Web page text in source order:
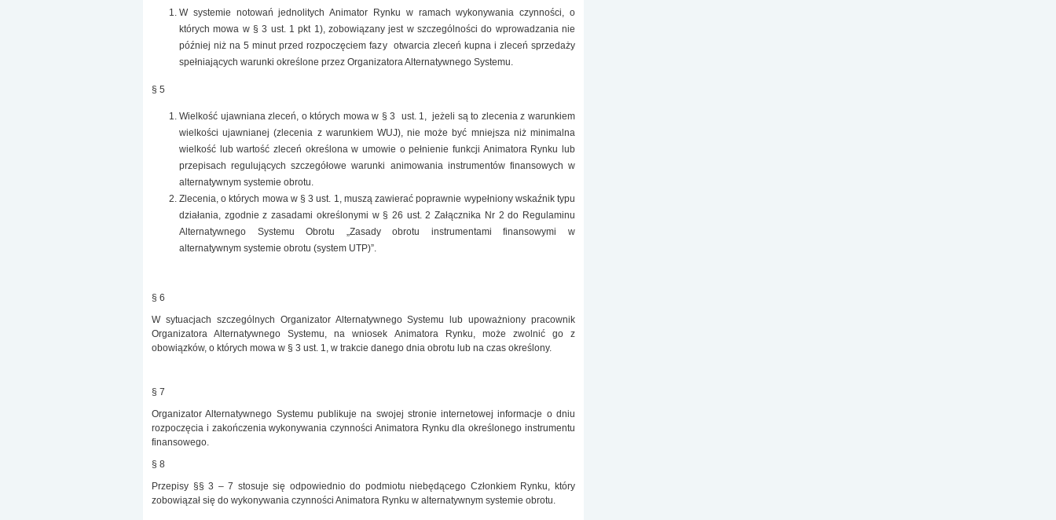
W systemie notowań jednolitych Animator Rynku w ramach wykonywania czynności, o
których mowa w § 3 ust. 1 pkt 1), zobowiązany jest w szczególności do wprowadzania nie
później niż na 5 minut przed rozpoczęciem fazy otwarcia zleceń kupna i zleceń sprzedaży
spełniających warunki określone przez Organizatora Alternatywnego Systemu.
§ 5
Wielkość ujawniana zleceń, o których mowa w § 3 ust. 1, jeżeli są to zlecenia z warunkiem
wielkości ujawnianej (zlecenia z warunkiem WUJ), nie może być mniejsza niż minimalna
wielkość lub wartość zleceń określona w umowie o pełnienie funkcji Animatora Rynku lub
przepisach regulujących szczegółowe warunki animowania instrumentów finansowych w
alternatywnym systemie obrotu.
Zlecenia, o których mowa w § 3 ust. 1, muszą zawierać poprawnie wypełniony wskaźnik typu
działania, zgodnie z zasadami określonymi w § 26 ust. 2 Załącznika Nr 2 do Regulaminu
Alternatywnego Systemu Obrotu „Zasady obrotu instrumentami finansowymi w
alternatywnym systemie obrotu (system UTP)”.
§ 6
W sytuacjach szczególnych Organizator Alternatywnego Systemu lub upoważniony pracownik
Organizatora Alternatywnego Systemu, na wniosek Animatora Rynku, może zwolnić go z
obowiązków, o których mowa w § 3 ust. 1, w trakcie danego dnia obrotu lub na czas określony.
§ 7
Organizator Alternatywnego Systemu publikuje na swojej stronie internetowej informacje o dniu
rozpoczęcia i zakończenia wykonywania czynności Animatora Rynku dla określonego instrumentu
finansowego.
§ 8
Przepisy §§ 3 – 7 stosuje się odpowiednio do podmiotu niebędącego Członkiem Rynku, który
zobowiązał się do wykonywania czynności Animatora Rynku w alternatywnym systemie obrotu.